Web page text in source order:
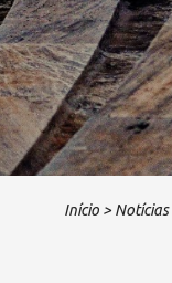
Início > Notícias